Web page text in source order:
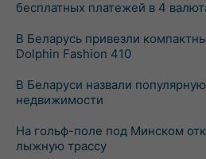
бесплатных платежей в 4
В Беларусь привезли
Dolphin Fashion 410
В Беларуси назвали
недвижимости
На гольф-поле под Минском
лыжную трассу